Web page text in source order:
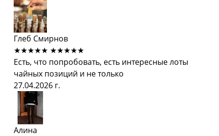
Глеб Смирнов
★★★★★ ★★★★★
Есть, что попробовать, есть интересные лоты
чайных позиций и не только
27.04.2026 г.
Алина